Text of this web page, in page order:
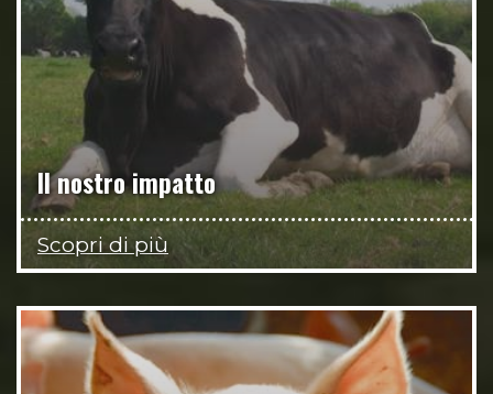
Il nostro impatto
Scopri di più